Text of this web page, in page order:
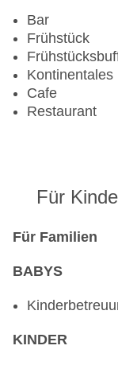
Mastercard,
Bar
Frühstück
Kontinentales
Cafe
Restaurant
Für
Für Familien
BABYS
KINDER